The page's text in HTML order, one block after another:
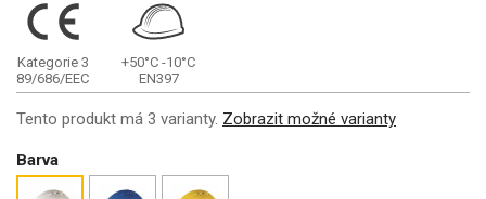
Kategorie 3
89/686/EEC
+50°C -10°C
EN397
Tento produkt má 3 varianty. Zobrazit možné varianty
Barva